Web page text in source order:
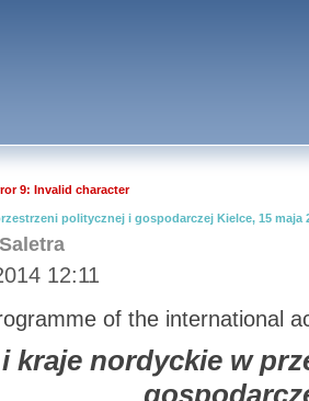
9: Invalid character
politycznej i gospodarczej Kielce, 15 maja
12:11
of the international
kraje nordyckie w